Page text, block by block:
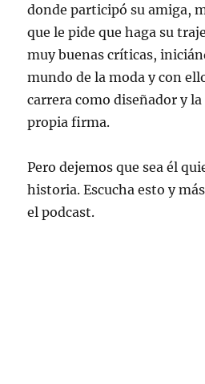
donde participó su amiga,
que le pide que haga su
muy buenas críticas,
mundo de la moda y con
carrera como diseñador y la
propia firma.
Pero dejemos que sea él
historia. Escucha esto y
el podcast.